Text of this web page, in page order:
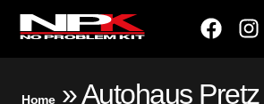
Home»Autohaus